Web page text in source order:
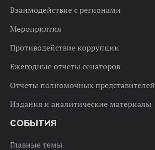
Взаимодействие с регионами
Мероприятия
Противодействие коррупции
Ежегодные отчеты сенаторов
Отчеты полномочных представителей
Издания и аналитические материалы
СОБЫТИЯ
Главные темы